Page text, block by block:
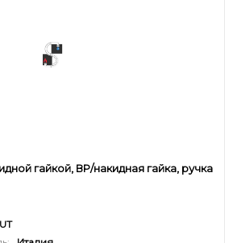
гайкой, ВР/накидная гайка, ручка